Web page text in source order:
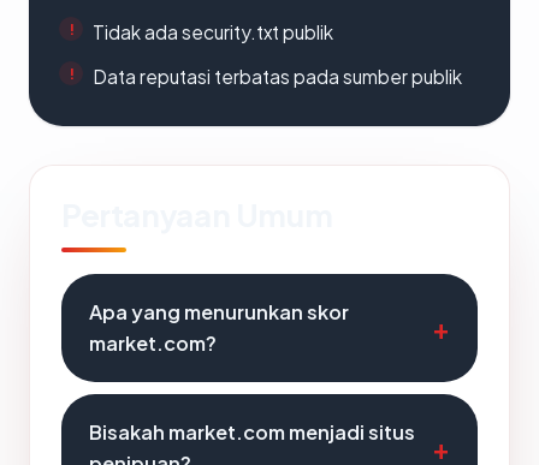
Tidak ada security.txt publik
Data reputasi terbatas pada sumber publik
Apa yang menurunkan skor
market.com?
Bisakah market.com menjadi situs